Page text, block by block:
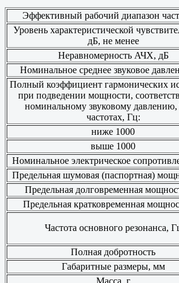
Эффективный рабочий диапазон
Уровень характеристической
дБ, не менее
Неравномерность АЧХ, дБ
Номинальное среднее звуковое
Полный коэффициент гармонических
при подведении мощности,
номинальному звуковому давлению,
частотах, Гц:
ниже 1000
выше 1000
Номинальное электрическое
Предельная шумовая (паспортная)
Предельная долговременная
Предельная кратковременная
Частота основного резонанса,
Полная добротность
Габаритные размеры, мм
Масса, г